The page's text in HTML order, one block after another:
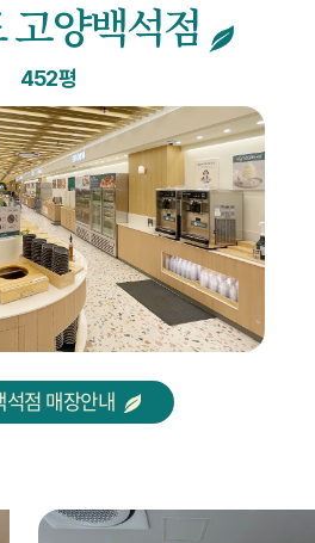
고양백석점
452평
석점 매장안내